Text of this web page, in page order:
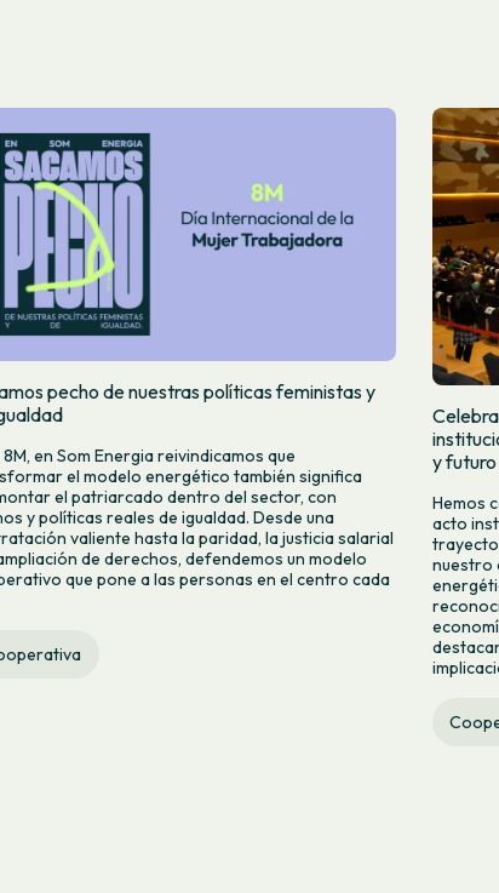
pecho de nuestras políticas feministas y
8M, en Som Energia reivindicamos que
el modelo energético también significa
el patriarcado dentro del sector, con
y políticas reales de igualdad. Desde una
valiente hasta la paridad, la justicia salarial
de derechos, defendemos un modelo
que pone a las personas en el centro cada
y futuro
Hemos
acto
nuestro